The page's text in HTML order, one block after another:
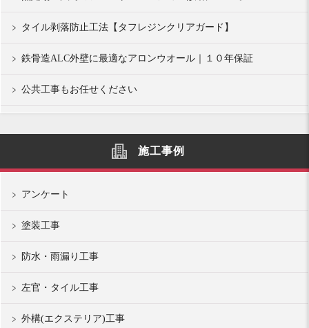
タイル剥落防止工法【タフレジンクリアガード】
鉄骨造ALC外壁に最適なアロンウオール｜１０年保証
公共工事もお任せください
施工事例
アンケート
塗装工事
防水・雨漏り工事
左官・タイル工事
外構(エクステリア)工事